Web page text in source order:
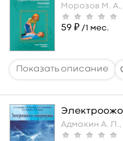
Морозов М. А.,
59 ₽ /1 мес.
Адмакин А. Л.,